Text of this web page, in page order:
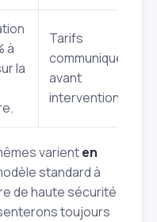
à
la
Tarifs
communiqués
avant
intervention.
varienten
standard à
de haute sécurité
toujours